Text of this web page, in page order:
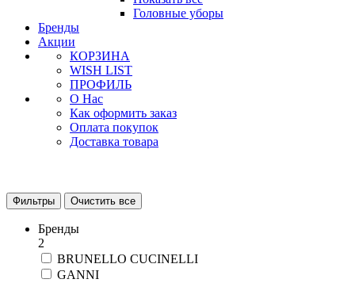
Головные уборы
Бренды
Акции
КОРЗИНА
WISH LIST
ПРОФИЛЬ
О Нас
Как оформить заказ
Оплата покупок
Доставка товара
Фильтры Очистить все
Бренды
2
BRUNELLO CUCINELLI
GANNI